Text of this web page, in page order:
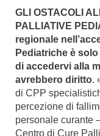
GLI OSTACOLI
PALLIATIVE
regionale
Pediatriche è
di accedervi alla
avrebbero diritto.
di CPP
percezione di
personale curante
Centro di Cure